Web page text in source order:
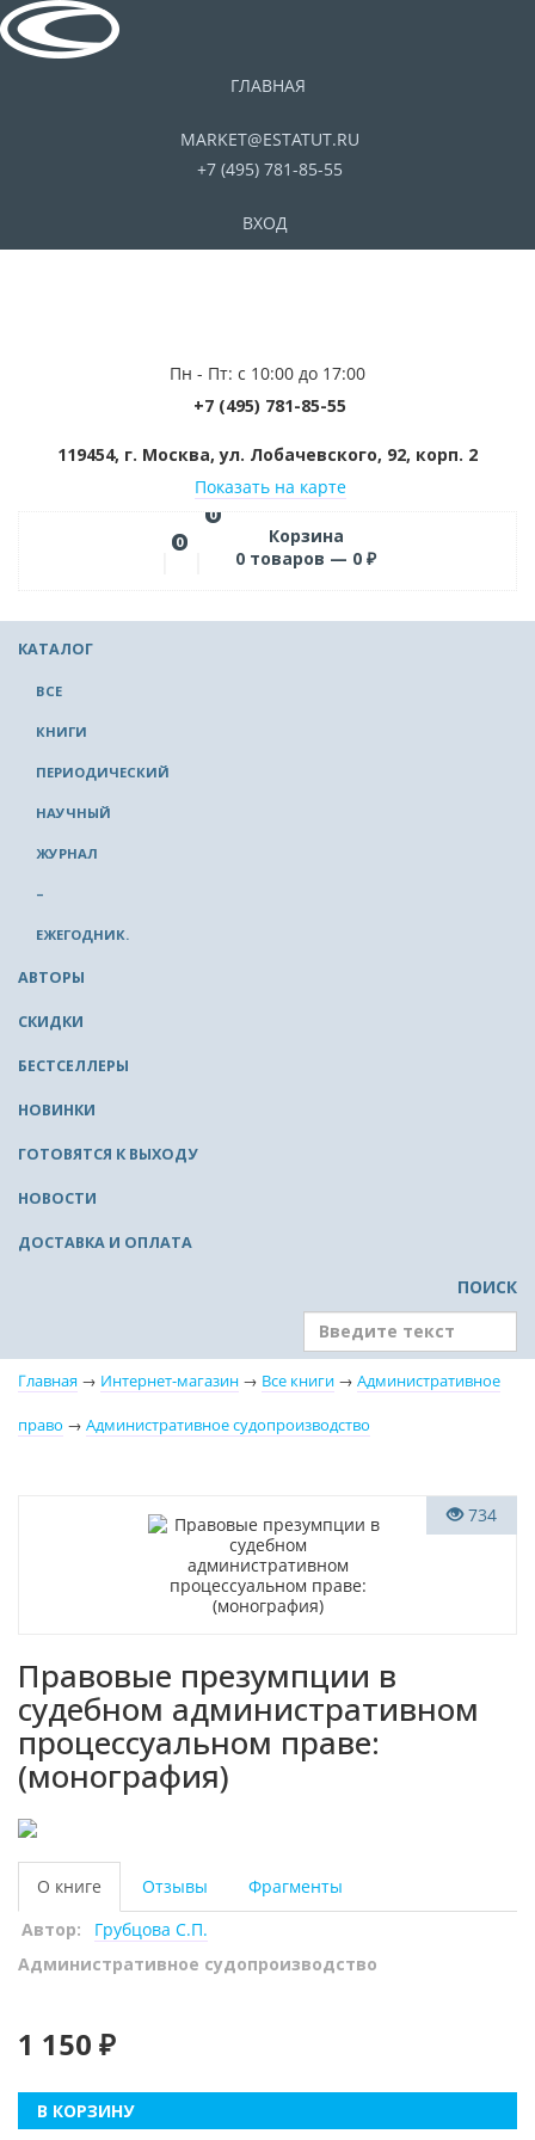
ГЛАВНАЯ
MARKET@ESTATUT.RU
+7 (495) 781-85-55
ВХОД
Пн - Пт: с 10:00 до 17:00
+7 (495) 781-85-55
119454, г. Москва, ул. Лобачевского, 92, корп. 2
Показать на карте
0
0
Корзина
0 товаров — 0 ₽
КАТАЛОГ
ВСЕ
КНИГИ
ПЕРИОДИЧЕСКИЙ
НАУЧНЫЙ
ЖУРНАЛ
–
ЕЖЕГОДНИК.
АВТОРЫ
СКИДКИ
БЕСТСЕЛЛЕРЫ
НОВИНКИ
ГОТОВЯТСЯ К ВЫХОДУ
НОВОСТИ
ДОСТАВКА И ОПЛАТА
ПОИСК
Главная → Интернет-магазин → Все книги → Административное
право → Административное судопроизводство
734
Правовые презумпции в
судебном административном
процессуальном праве:
(монография)
О книге Отзывы
Фрагменты
Автор:
Грубцова С.П.
Административное судопроизводство
1 150 ₽
В КОРЗИНУ